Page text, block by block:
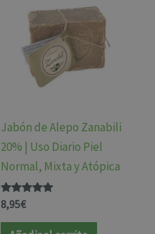
Jabón de Alepo Zanabili
20% | Uso Diario Piel
Normal, Mixta y Atópica
Valorado
con
4.98
de 5
8,95€